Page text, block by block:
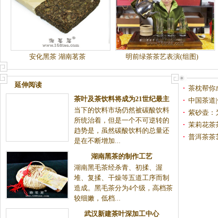
安化黑茶 湖南茗茶 明前绿茶茶艺表演(组图)
延伸阅读
茶叶及茶饮料将成为21世纪最主
流饮料
当下的饮料市场仍然被碳酸饮料
所统治着，但是一个不可逆转的
趋势是，虽然碳酸饮料的总量还
是在不断增加...
湖南黑茶的制作工艺
湖南黑毛茶经杀青、初揉、渥
堆、复揉、干燥等五道工序而制
造成。黑毛茶分为4个级，高档茶
较细嫩，低档...
武汉新建茶叶深加工中心
茶枕帮你
中国茶道
紫砂壶：
茉莉花茶
普洱茶茶